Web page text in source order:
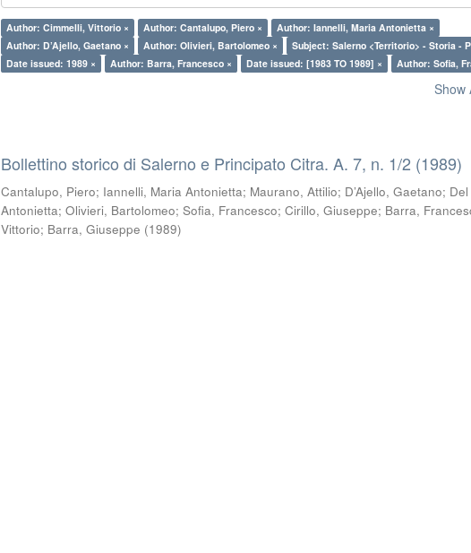
Author: Cimmelli, Vittorio × Author: Cantalupo, Piero ×
Author: Iannelli, Maria Antonietta ×
Author: D’Ajello, Gaetano ×
Author: Olivieri, Bartolomeo ×
Subject: Salerno <Territorio> - Storia -
Date issued: 1989 ×
Author: Barra, Francesco × Date issued: [1983 TO 1989] × Author: Sofia,
Show
Bollettino storico di Salerno e Principato Citra. A. 7, n. 1/2 (1989)
Cantalupo, Piero; Iannelli, Maria Antonietta; Maurano, Attilio; D’Ajello, Gaetano;
Antonietta;Olivieri, Bartolomeo;Sofia, Francesco;Cirillo, Giuseppe; Barra,
Vittorio; Barra, Giuseppe (1989)